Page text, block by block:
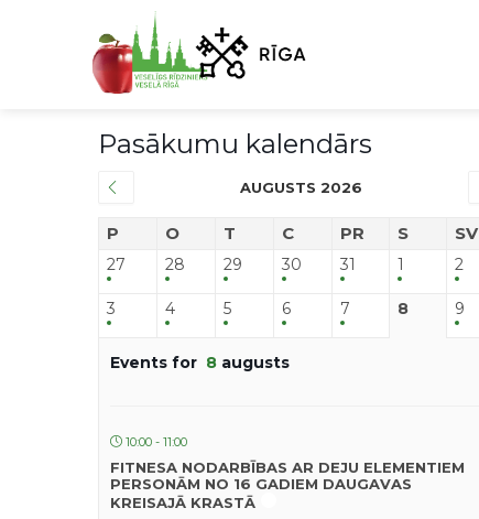
Pasākumu kalendārs
AUGUSTS 2026
P O T C PR S SV
27 28 29 30 31 1 2
3 4 5 6 7 8 9
Events for 8 augusts
10:00 - 11:00
FITNESA NODARBĪBAS AR DEJU ELEMENTIEM
PERSONĀM NO 16 GADIEM DAUGAVAS
KREISAJĀ KRASTĀ